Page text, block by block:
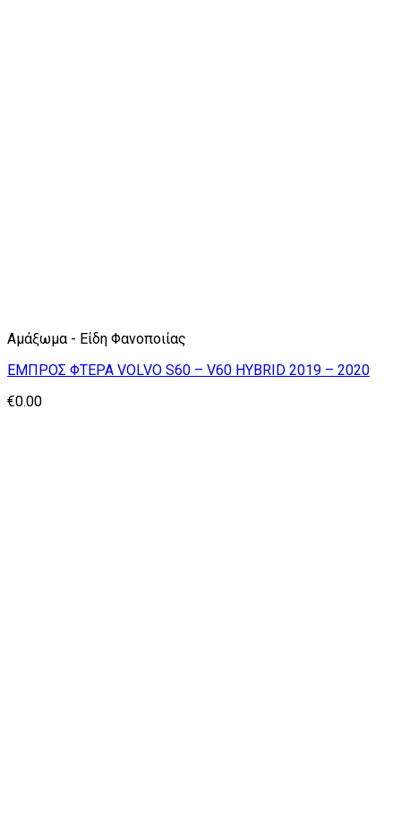
Αμάξωμα - Είδη Φανοποιίας
ΕΜΠΡΟΣ ΦΤΕΡΑ VOLVO S60 – V60 HYBRID 2019 – 2020
€0.00